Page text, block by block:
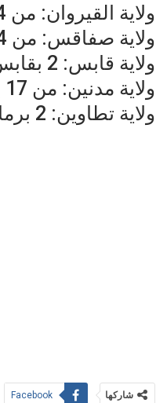
ولاية القيروان: من 4 إلى 24.
ولاية صفاقس: من 4 إلى 86.
ولاية قابس: 2 بقابس.
ولاية مدنين: من 17 إلى 43.
ولاية تطاوين: 2 برمادة.
شاركها Facebook